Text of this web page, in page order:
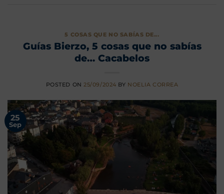
5 COSAS QUE NO SABÍAS DE...
Guías Bierzo, 5 cosas que no sabías
de… Cacabelos
POSTED ON25/09/2024 BY NOELIA CORREA
25
Sep